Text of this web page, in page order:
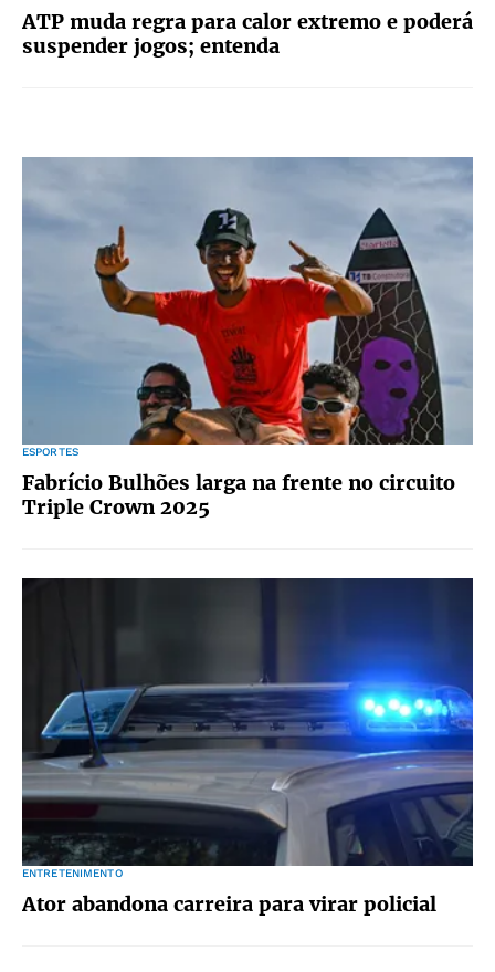
ATP muda regra para calor extremo e poderá
suspender jogos; entenda
ESPORTES
Fabrício Bulhões larga na frente no circuito
Triple Crown 2025
ENTRETENIMENTO
Ator abandona carreira para virar policial